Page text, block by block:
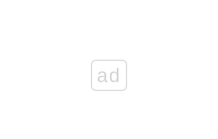
ad